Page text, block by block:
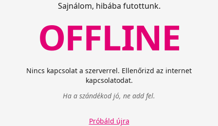
Sajnálom, hibába futottunk.
OFFLINE
Nincs kapcsolat a szerverrel. Ellenőrizd az internet
kapcsolatodat.
Ha a szándékod jó, ne add fel.
Próbáld újra